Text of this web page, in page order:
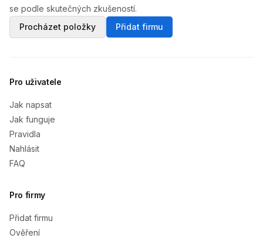
se podle skutečných zkušeností.
Procházet položky
Přidat firmu
Pro uživatele
Jak napsat
Jak funguje
Pravidla
Nahlásit
FAQ
Pro firmy
Přidat firmu
Ověření